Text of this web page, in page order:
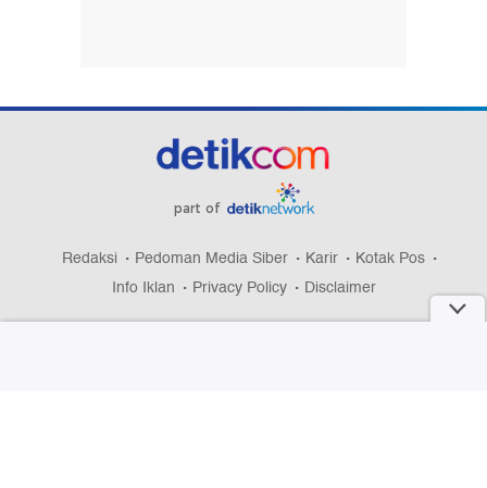
part of
Redaksi Pedoman Media Siber Karir
Kotak Pos
Info Iklan
Privacy Policy Disclaimer